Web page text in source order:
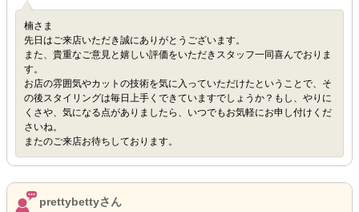
楠さま
先日はご来店いただき誠にありがとうございます。
また、貴重なご意見と嬉しい評価をいただきスタッフ一同喜んでおりま
す。
お店の雰囲気やカットの技術を気に入っていただけたということで、そ
の後スタイリングは毎日上手くできていますでしょうか？もし、やりに
くさや、気になる点がありましたら、いつでもお気軽にお申し付けくだ
さいね。
またのご来店お待ちしております。
prettybettyさん